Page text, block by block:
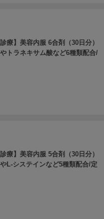
療】美容内服 6合剤（30日分）
トラネキサム酸など6種類配合/
療】美容内服 5合剤（30日分）
L-システインなど5種類配合/定